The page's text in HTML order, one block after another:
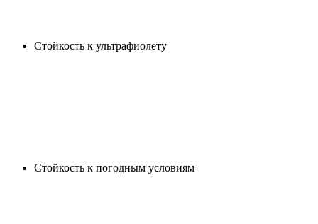
Стойкость к ультрафиолету
Cтойкость к погодным условиям